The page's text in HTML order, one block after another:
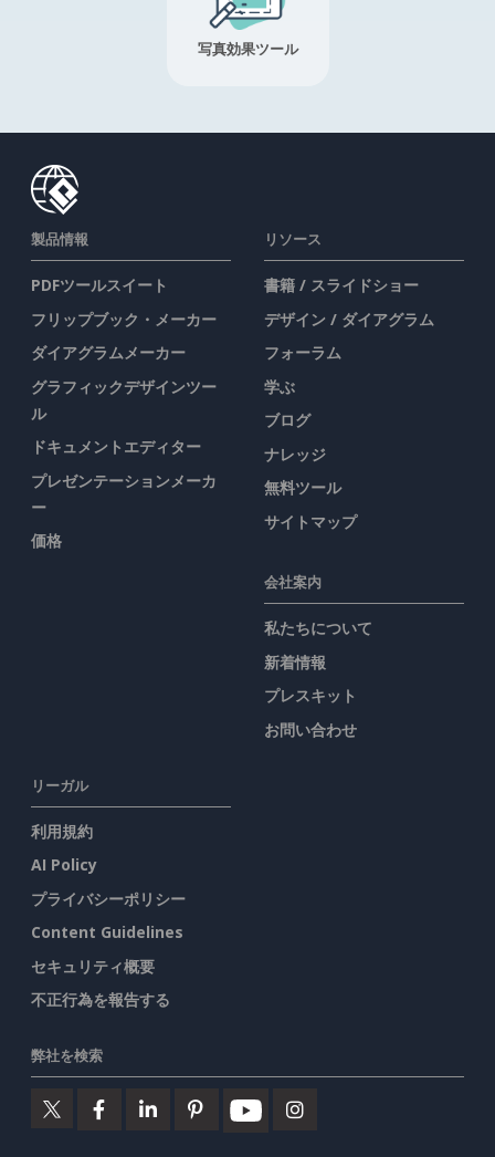
写真効果ツール
製品情報
PDFツールスイート
フリップブック・メーカー
ダイアグラムメーカー
グラフィックデザインツー
ル
ドキュメントエディター
プレゼンテーションメーカ
ー
価格
リソース
書籍 / スライドショー
デザイン / ダイアグラム
フォーラム
学ぶ
ブログ
ナレッジ
無料ツール
サイトマップ
会社案内
私たちについて
新着情報
プレスキット
お問い合わせ
リーガル
利用規約
AI Policy
プライバシーポリシー
Content Guidelines
セキュリティ概要
不正行為を報告する
弊社を検索